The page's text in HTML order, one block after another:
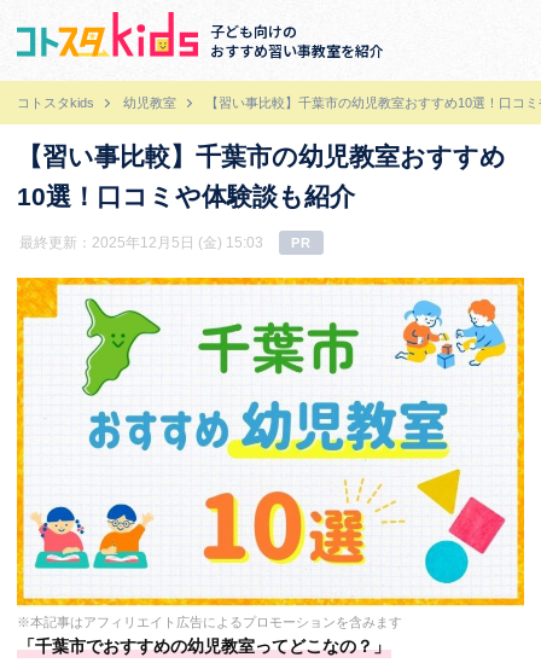
子ども向けの
おすすめ習い事教室を紹介
コトスタkids 幼児教室 【習い事比較】千葉市の幼児教室おすすめ10選！口コ
【習い事比較】千葉市の幼児教室おすすめ
10選！口コミや体験談も紹介
最終更新：2025年12月5日 (金) 15:03 PR
※本記事はアフィリエイト広告によるプロモーションを含みます
「千葉市でおすすめの幼児教室ってどこなの？」